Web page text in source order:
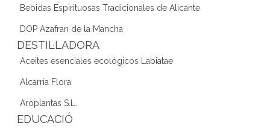
Bebidas Espirituosas Tradicionales de Alicante
DOP Azafran de la Mancha
DESTIL·LADORA
Aceites esenciales ecológicos Labiatae
Alcarria Flora
Aroplantas S.L.
EDUCACIÓ